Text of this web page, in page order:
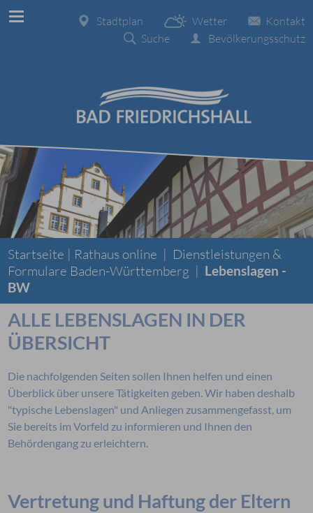
Kontakt
Wetter
Stadtplan
Bevölkerungsschutz
Suche
Startseite | Rathaus online | Dienstleistungen &
Formulare Baden-Württemberg | Lebenslagen -
BW
ALLE LEBENSLAGEN IN DER
ÜBERSICHT
Die nachfolgenden Seiten sollen Ihnen helfen und einen
Überblick über unsere Tätigkeiten geben. Wir haben deshalb
"typische Lebenslagen" und Anliegen zusammengefasst, um
Sie bereits im Vorfeld zu informieren und Ihnen den
Behördengang zu erleichtern.
Vertretung und Haftung der Eltern